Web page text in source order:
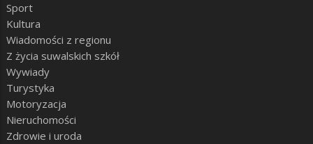
Sport
Kultura
Wiadomości z regionu
Z życia suwalskich szkół
Wywiady
Turystyka
Motoryzacja
Nieruchomości
Zdrowie i uroda